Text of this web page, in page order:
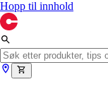
Hopp til innhold